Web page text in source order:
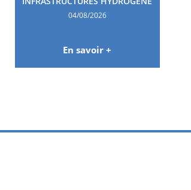
04/08/2026
En savoir +